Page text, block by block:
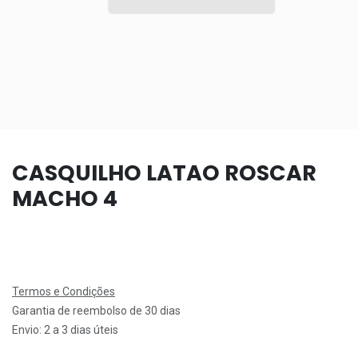
CASQUILHO LATAO ROSCAR
MACHO 4
Termos e Condições
Garantia de reembolso de 30 dias
Envio: 2 a 3 dias úteis